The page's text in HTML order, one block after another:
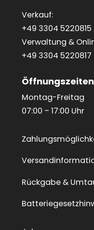
Verkauf:
+49 3304 5220815
Verwaltung &
+49 3304 5220817
Öffnungszeiten
Montag-Freitag
07:00 – 17:00 Uhr
Rückgabe &